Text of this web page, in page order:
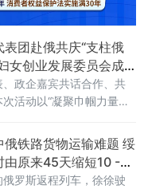
开深入交流。 杭州金华
团赴俄共庆“支柱俄
女创业发展委员会成
政企嘉宾共话合作、共
活动以“凝聚巾帼力量，
铁路货物运输难题 绥
由原来45天缩短10 -
罗斯返程列车，徐徐驶